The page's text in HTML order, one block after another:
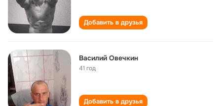
Добавить в друзья
Василий Овечкин
41 год
Добавить в друзья